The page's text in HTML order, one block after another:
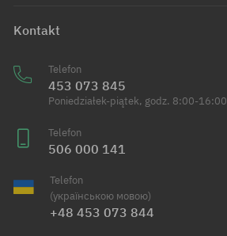
Kontakt
Telefon
453 073 845
Poniedziałek-piątek, godz. 8:00-16:00
Telefon
506 000 141
Telefon
(українською мовою)
+48 453 073 844